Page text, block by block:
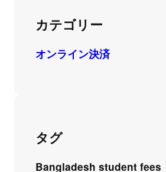
カテゴリー
オンライン決済
タグ
Bangladesh student fees